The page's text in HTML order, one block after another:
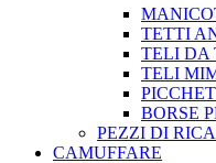
TETTI
TELI DA
TELI
BORSE
PEZZI DI
CAMUFFARE